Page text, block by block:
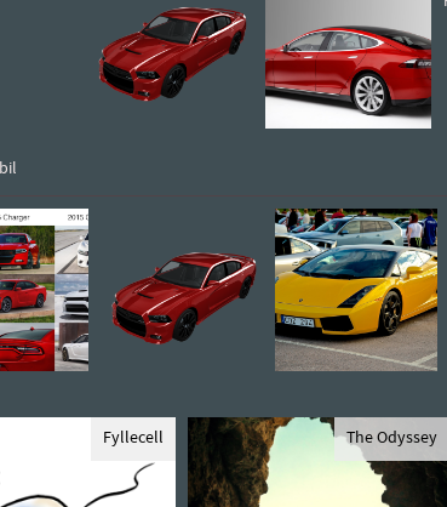
Fyllecell The Odyssey